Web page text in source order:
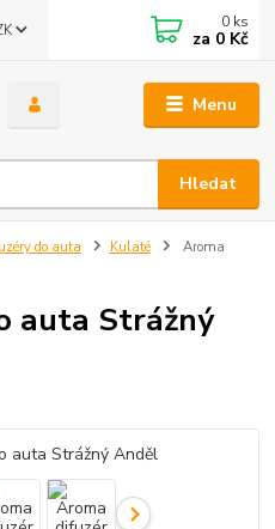
Menu
Hledat
0 ks
za 0 Kč
do auta Kulaté
Aroma
auta Strážný